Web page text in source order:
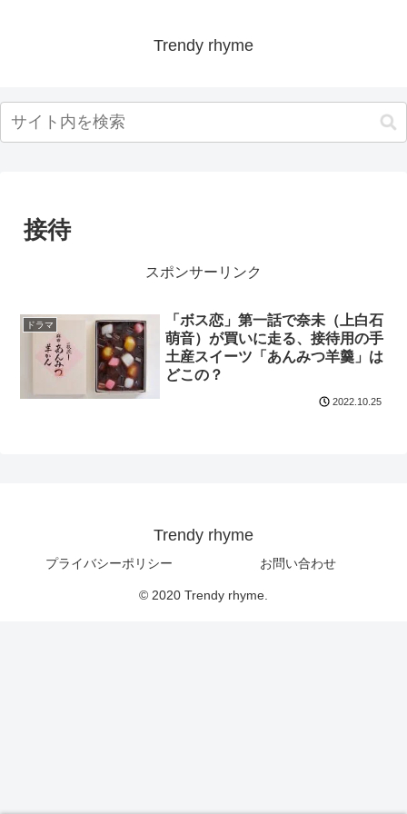
Trendy rhyme
接待
スポンサーリンク
ドラマ
「ボス恋」第一話で奈未（上白石
萌音）が買いに走る、接待用の手
土産スイーツ「あんみつ羊羹」は
どこの？
2022.10.25
Trendy rhyme
プライバシーポリシー お問い合わせ
© 2020 Trendy rhyme.